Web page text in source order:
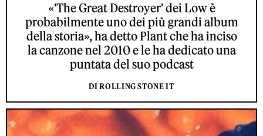
«'The Great Destroyer' dei Low è
probabilmente uno dei più grandi album
della storia», ha detto Plant che ha inciso
la canzone nel 2010 e le ha dedicato una
puntata del suo podcast
DI ROLLING STONE IT